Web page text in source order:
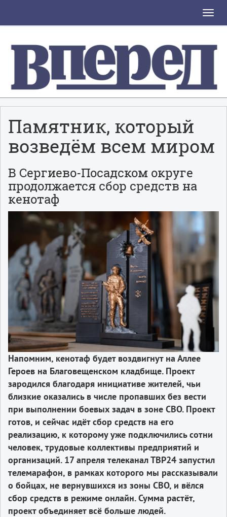
Toggle
Памятник, который
возведём всем миром
В Сергиево-Посадском округе
продолжается сбор средств на
кенотаф
Напомним, кенотаф будет воздвигнут на Аллее
Героев на Благовещенском кладбище. Проект
зародился благодаря инициативе жителей, чьи
близкие оказались в числе пропавших без вести
при выполнении боевых задач в зоне СВО. Проект
готов, и сейчас идёт сбор средств на его
реализацию, к которому уже подключились сотни
человек, трудовые коллективы предприятий и
организаций. 17 апреля телеканал ТВР24 запустил
телемарафон, в рамках которого мы рассказывали
о бойцах, не вернувшихся из зоны СВО, и вёлся
сбор средств в режиме онлайн. Сумма растёт,
проект объединяет всё больше людей.